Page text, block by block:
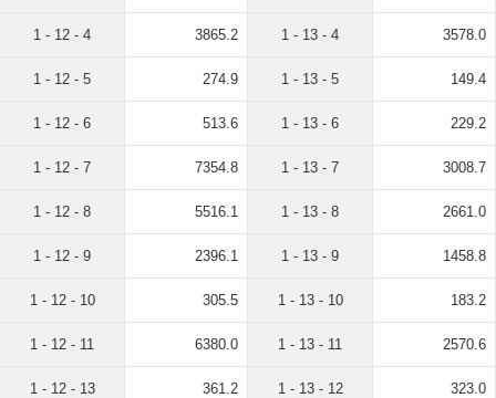
1 - 12 - 4 3865.2
1 - 12 - 5 274.9
1 - 12 - 6 513.6
1 - 12 - 7 7354.8
1 - 12 - 8 5516.1
1 - 12 - 9 2396.1
1 - 12 - 10 305.5
1 - 12 - 11 6380.0
1 - 12 - 13 361.2
1 - 13 - 4 3578.0
1 - 13 - 5 149.4
1 - 13 - 6 229.2
1 - 13 - 7 3008.7
1 - 13 - 8 2661.0
1 - 13 - 9 1458.8
1 - 13 - 10 183.2
1 - 13 - 11 2570.6
1 - 13 - 12 323.0